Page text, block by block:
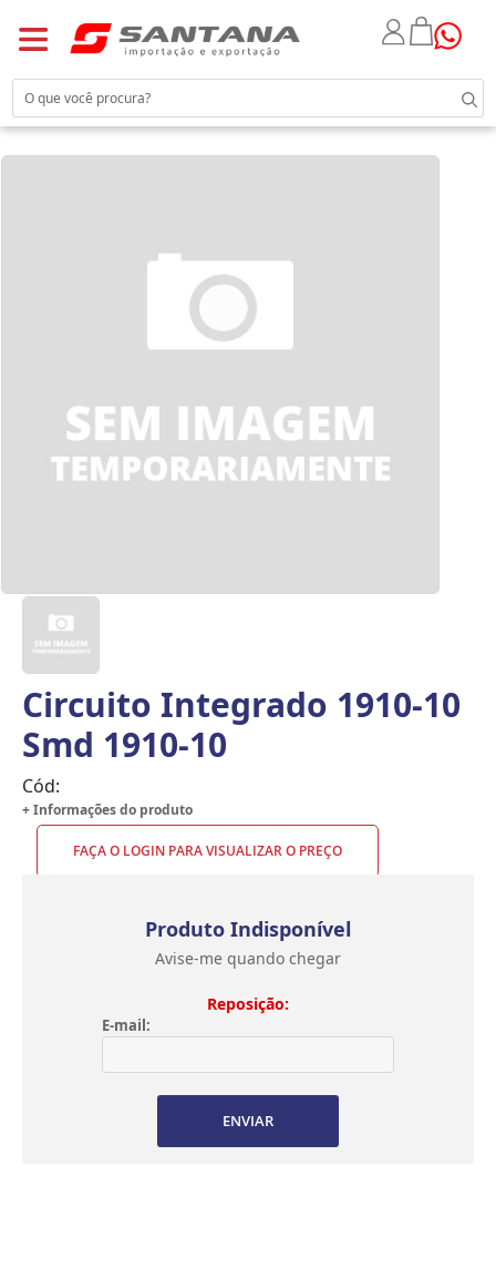
Circuito Integrado 1910-10
Smd 1910-10
Cód:
+ Informações do produto
FAÇA O LOGIN PARA VISUALIZAR O PREÇO
Produto Indisponível
Avise-me quando chegar
Reposição:
E-mail:
ENVIAR